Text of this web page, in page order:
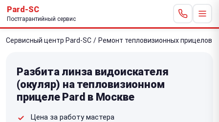
Pard-SC
Постгарантийный сервис
Сервисный центр Pard-SC / Ремонт тепловизионных прицелов
Разбита линза видоискателя
(окуляр) на тепловизионном
прицеле Pard в Москве
Цена за работу мастера